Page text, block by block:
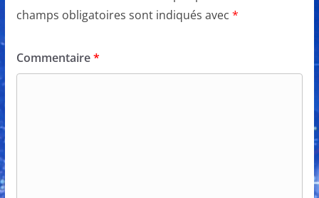
champs obligatoires sont indiqués avec *
Commentaire*